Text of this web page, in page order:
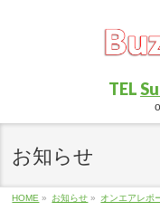
TEL
お知らせ
HOME » お知らせ » オンエアレポ